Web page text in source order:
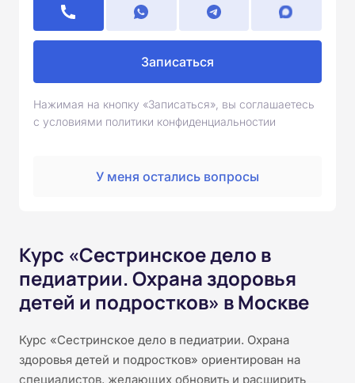
Записаться
Нажимая на кнопку «Записаться», вы соглашаетесь
с условиями политики конфиденциальностии
У меня остались вопросы
Курс «Сестринское дело в
педиатрии. Охрана здоровья
детей и подростков» в Москве
Курс «Сестринское дело в педиатрии. Охрана
здоровья детей и подростков» ориентирован на
специалистов, желающих обновить и расширить